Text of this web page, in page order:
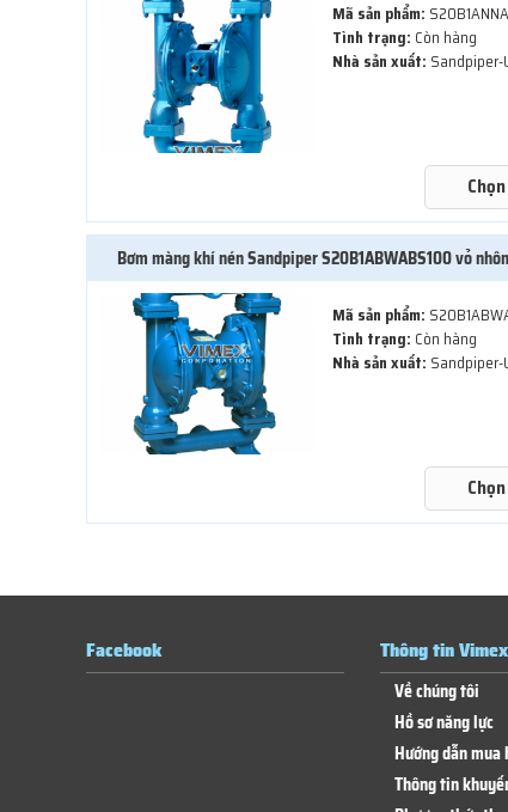
Mã sản phẩm:
Tình trạng: Còn hàng
Nhà sản xuất: Sandpiper-
Bơm màng khí nén Sandpiper S20B1ABWABS100 vỏ
Mã sản phẩm:
Tình trạng: Còn hàng
Nhà sản xuất: Sandpiper-
Facebook Thông tin
Về chúng tôi
Hồ sơ năng lực
Hướng dẫn mua
Thông tin